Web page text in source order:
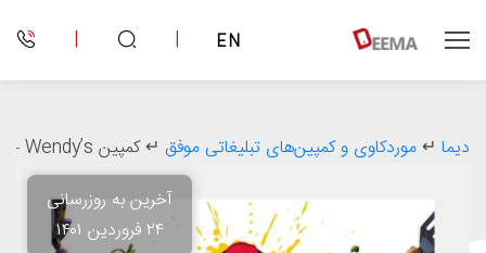
EN
|
|
دیما ↵ موردکاوی و کمپین‌های تبلیغاتی موفق ↵کمپین Keeping Fortnite Fresh – Wendy’s برنده جنگ با گوشت‌های یخ‌زده
آخرین به روزرسانی
۲۴ فروردین ۱۴۰۱